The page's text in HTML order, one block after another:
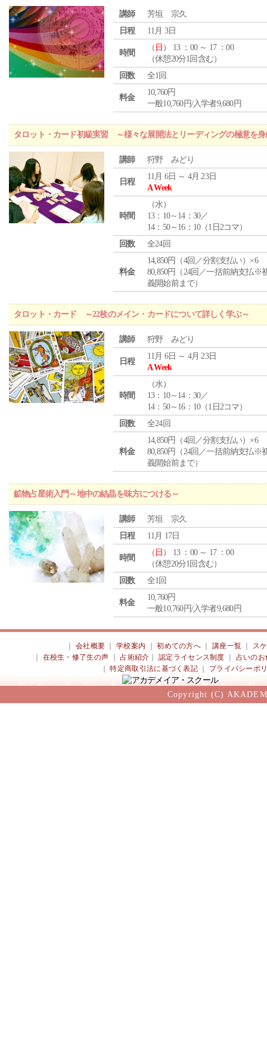
講師
芳垣 宗久
日程
11月 3日
時間
（ 日 ） 13 ：00 ～ 17 ：00
（休憩20分1回含む）
回数
全1回
料金
10,760円
一般10,760円/入学者9,680円
タロット・カード初級実習 ～様々な展開法とリーディングの極意を身
講師 狩野 みどり
日程
11月 6日 ～ 4月 23日
A Week
時間
（水）
13：10～14：30／
14：50～16：10（1日2コマ）
回数
全24回
料金
14,850円（4回／分割支払い）×6
80,850円（24回／一括前納支払※
義開始前まで）
タロット・カード ～22枚のメイン・カードについて詳しく学ぶ～
講師 狩野 みどり
日程
11月 6日 ～ 4月 23日
A Week
時間
（水）
13：10～14：30／
14：50～16：10（1日2コマ）
回数
全24回
料金
14,850円（4回／分割支払い）×6
80,850円（24回／一括前納支払※
義開始前まで）
鉱物占星術入門～地中の結晶を味方につける～
講師
芳垣 宗久
日程
11月 17日
時間
（ 日 ） 13 ：00 ～ 17 ：00
（休憩20分1回含む）
回数
全1回
料金
10,760円
一般10,760円/入学者9,680円
会社概要 ｜学校案内 ｜初めての方へ 講座一覧
ス
在校生・修了生の声 ｜占術紹介 ｜認定ライセンス制度
占いのお
｜特定商取引法に基づく表記 プライバシーポ
Copyright (C)